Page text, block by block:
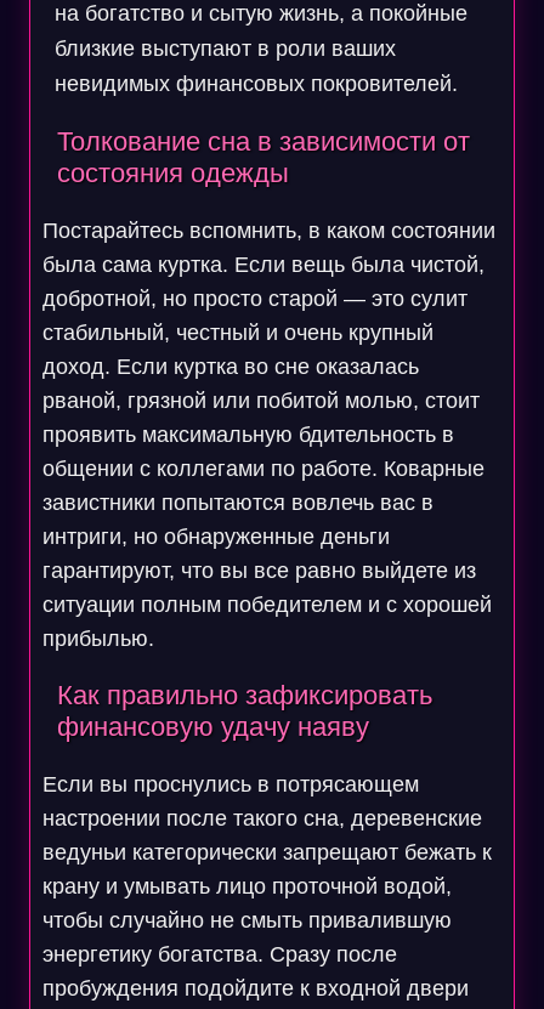
на богатство и сытую жизнь, а покойные
близкие выступают в роли ваших
невидимых финансовых покровителей.
Толкование сна в зависимости от
состояния одежды
Постарайтесь вспомнить, в каком состоянии
была сама куртка. Если вещь была чистой,
добротной, но просто старой — это сулит
стабильный, честный и очень крупный
доход. Если куртка во сне оказалась
рваной, грязной или побитой молью, стоит
проявить максимальную бдительность в
общении с коллегами по работе. Коварные
завистники попытаются вовлечь вас в
интриги, но обнаруженные деньги
гарантируют, что вы все равно выйдете из
ситуации полным победителем и с хорошей
прибылью.
Как правильно зафиксировать
финансовую удачу наяву
Если вы проснулись в потрясающем
настроении после такого сна, деревенские
ведуньи категорически запрещают бежать к
крану и умывать лицо проточной водой,
чтобы случайно не смыть привалившую
энергетику богатства. Сразу после
пробуждения подойдите к входной двери